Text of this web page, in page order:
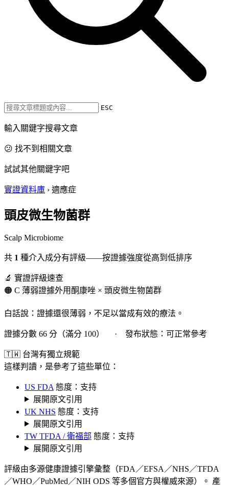
ESC
輸入關鍵字搜尋文章
😕 找不到相關文章
試試其他關鍵字吧
實證資料庫 › 適應症
頭皮微生物菌群
Scalp Microbiome
共 1 種介入成分有評級——按證據強度從高到低排序
🔬 實證評級速查
🟠 C 薄弱證據外用酮康唑 × 頭皮微生物菌群
白話說：證據還很薄弱，不足以當成有效的療法。
證據分數 66 分（滿分 100） · 發布狀態：可正常參考
🇹🇼 台灣有獨立規範
這樣判讀，是參考了這些單位：
US FDA 態度：支持
展開原文引用
UK NHS 態度：支持
展開原文引用
TW TFDA / 衛福部 態度：支持
展開原文引用
評級由多源健康證據引擎彙整（FDA／EFSA／NHS／TFDA
／WHO／PubMed／NIH ODS 等多個官方與權威來源）。 產